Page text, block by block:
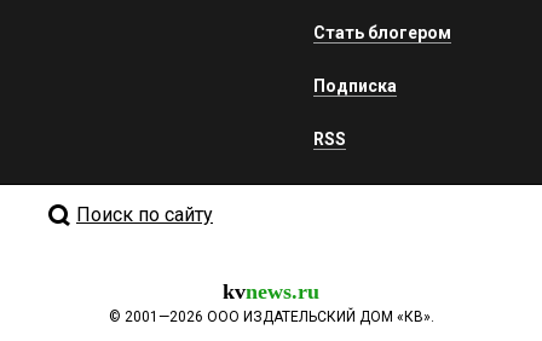
Стать блогером
Подписка
RSS
Поиск по сайту
kvnews.ru
© 2001—2026 ООО ИЗДАТЕЛЬСКИЙ ДОМ «КВ».